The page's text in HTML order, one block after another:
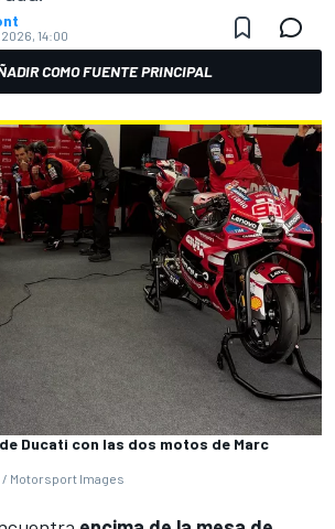
14:00
COMO FUENTE PRINCIPAL
Ducati con las dos motos de Marc
/ Motorsport Images